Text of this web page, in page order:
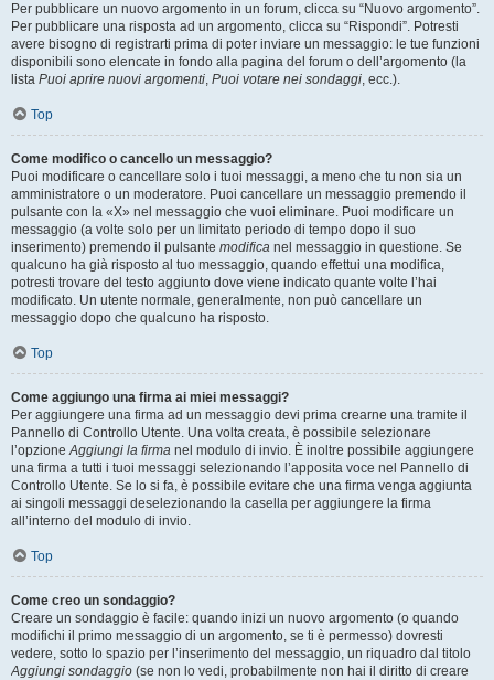
Per pubblicare un nuovo argomento in un forum, clicca su “Nuovo argomento”.
Per pubblicare una risposta ad un argomento, clicca su “Rispondi”. Potresti
avere bisogno di registrarti prima di poter inviare un messaggio: le tue funzioni
disponibili sono elencate in fondo alla pagina del forum o dell’argomento (la
lista Puoi aprire nuovi argomenti, Puoi votare nei sondaggi, ecc.).
Top
Come modifico o cancello un messaggio?
Puoi modificare o cancellare solo i tuoi messaggi, a meno che tu non sia un
amministratore o un moderatore. Puoi cancellare un messaggio premendo il
pulsante con la «X» nel messaggio che vuoi eliminare. Puoi modificare un
messaggio (a volte solo per un limitato periodo di tempo dopo il suo
inserimento) premendo il pulsante modifica nel messaggio in questione. Se
qualcuno ha già risposto al tuo messaggio, quando effettui una modifica,
potresti trovare del testo aggiunto dove viene indicato quante volte l’hai
modificato. Un utente normale, generalmente, non può cancellare un
messaggio dopo che qualcuno ha risposto.
Top
Come aggiungo una firma ai miei messaggi?
Per aggiungere una firma ad un messaggio devi prima crearne una tramite il
Pannello di Controllo Utente. Una volta creata, è possibile selezionare
l’opzioneAggiungi la firma nel modulo di invio. È inoltre possibile aggiungere
una firma a tutti i tuoi messaggi selezionando l’apposita voce nel Pannello di
Controllo Utente. Se lo si fa, è possibile evitare che una firma venga aggiunta
ai singoli messaggi deselezionando la casella per aggiungere la firma
all’interno del modulo di invio.
Top
Come creo un sondaggio?
Creare un sondaggio è facile: quando inizi un nuovo argomento (o quando
modifichi il primo messaggio di un argomento, se ti è permesso) dovresti
vedere, sotto lo spazio per l’inserimento del messaggio, un riquadro dal titolo
Aggiungi sondaggio (se non lo vedi, probabilmente non hai il diritto di creare